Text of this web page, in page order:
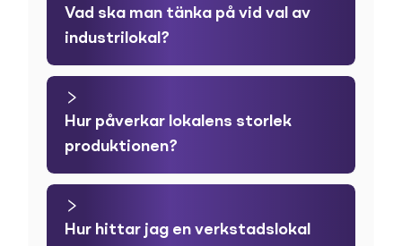
Vad ska man tänka på vid val av
industrilokal?
Hur påverkar lokalens storlek
produktionen?
Hur hittar jag en verkstadslokal